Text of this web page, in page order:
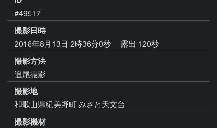
#49517
撮影日時
2018年8月13日 2時36分0秒
露出 120秒
撮影方法
追尾撮影
撮影地
和歌山県紀美野町 みさと天文台
撮影機材